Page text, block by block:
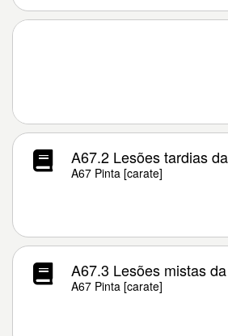
A67.2 Lesões tardias
A67 Pinta [carate]
A67.3 Lesões mistas
A67 Pinta [carate]